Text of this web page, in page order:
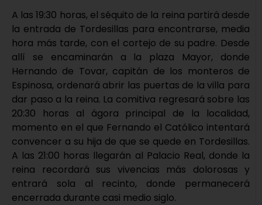
A las 19:30 horas, el séquito de la reina partirá desde
la entrada de Tordesillas para encontrarse, media
hora más tarde, con el cortejo de su padre. Desde
allí se encaminarán a la plaza Mayor, donde
Hernando de Tovar, capitán de los monteros de
Espinosa, ordenará abrir las puertas de la villa para
dar paso a la reina. La comitiva regresará sobre las
20:30 horas al ágora principal de la localidad,
momento en el que Fernando el Católico intentará
convencer a su hija de que se quede en Tordesillas.
A las 21:00 horas llegarán al Palacio Real, donde la
reina recordará sus vivencias más dolorosas y
entrará sola al recinto, donde permanecerá
encerrada durante casi medio siglo.